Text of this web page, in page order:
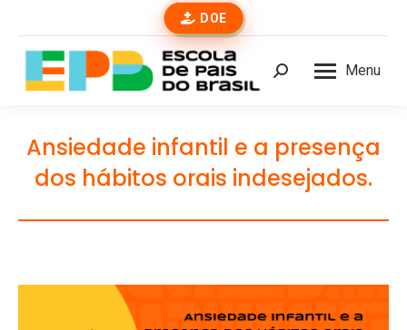
DOE
Menu
Buscar
Ansiedade infantil e a presença
dos hábitos orais indesejados.